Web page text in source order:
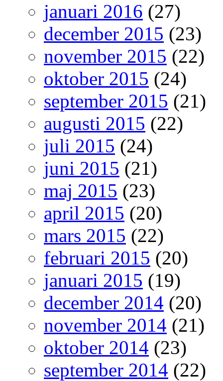
januari 2016 (27)
december 2015 (23)
november 2015 (22)
oktober 2015 (24)
september 2015 (21)
augusti 2015 (22)
juli 2015 (24)
juni 2015 (21)
maj 2015 (23)
april 2015 (20)
mars 2015 (22)
februari 2015 (20)
januari 2015 (19)
december 2014 (20)
november 2014 (21)
oktober 2014 (23)
september 2014 (22)